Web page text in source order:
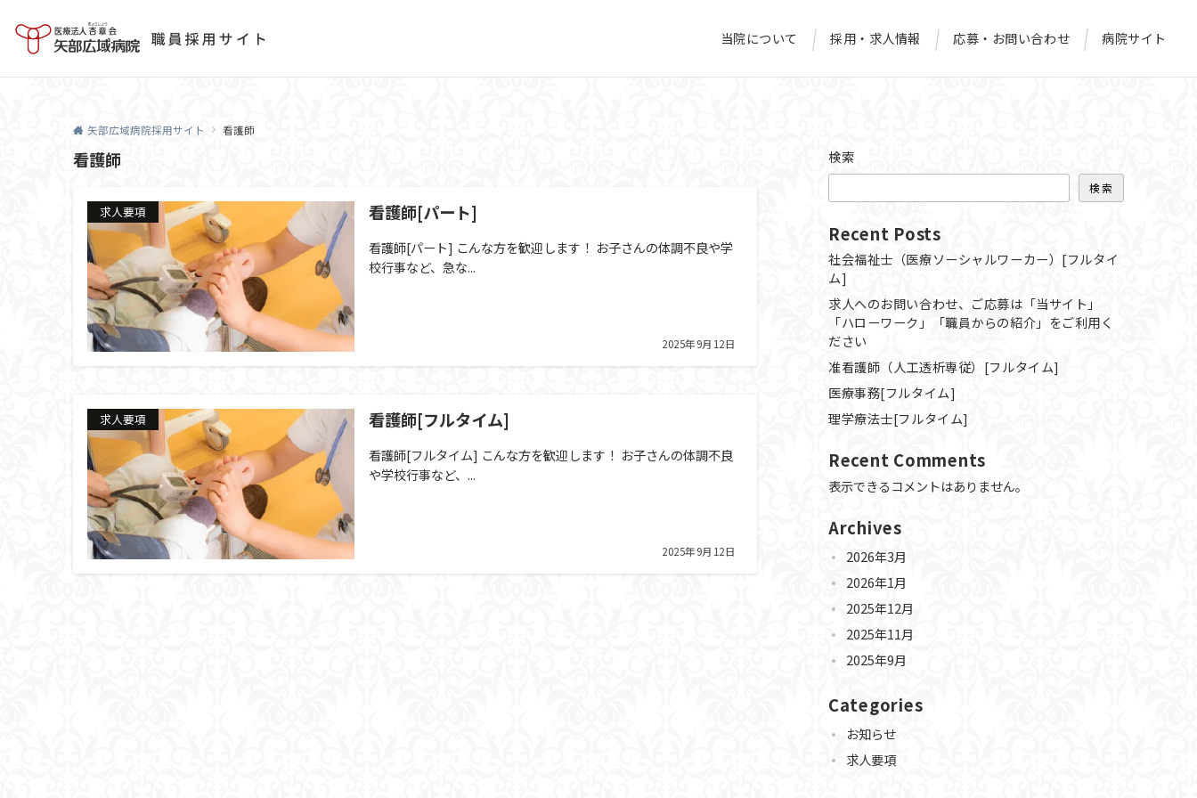
当院について 採用・求人情報 応募・お問い合わせ 病院サイト
矢部広域病院採用サイト 看護師
看護師
求人要項 看護師[パート]
看護師[パート] こんな方を歓迎します！ お子さんの体調不良や学
校行事など、急な...
2025年9月12日
求人要項 看護師[フルタイム]
看護師[フルタイム] こんな方を歓迎します！ お子さんの体調不良
や学校行事など、...
2025年9月12日
検索
検索
Recent Posts
社会福祉士（医療ソーシャルワーカー）[フルタイ
ム]
求人へのお問い合わせ、ご応募は「当サイト」
「ハローワーク」「職員からの紹介」をご利用く
ださい
准看護師（人工透析専従）[フルタイム]
医療事務[フルタイム]
理学療法士[フルタイム]
Recent Comments
表示できるコメントはありません。
Archives
2026年3月
2026年1月
2025年12月
2025年11月
2025年9月
Categories
お知らせ
求人要項